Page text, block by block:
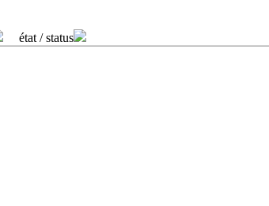
état / status